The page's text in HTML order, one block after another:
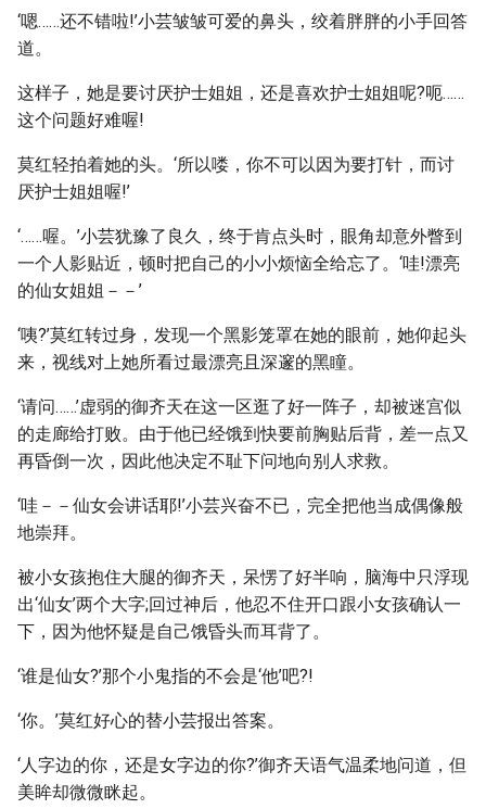
‘嗯……还不错啦!’小芸皱皱可爱的鼻头，绞着胖胖的小手回答
道。
这样子，她是要讨厌护士姐姐，还是喜欢护士姐姐呢?呃……
这个问题好难喔!
莫红轻拍着她的头。‘所以喽，你不可以因为要打针，而讨
厌护士姐姐喔!’
‘……喔。’小芸犹豫了良久，终于肯点头时，眼角却意外瞥到
一个人影贴近，顿时把自己的小小烦恼全给忘了。‘哇!漂亮
的仙女姐姐－－’
‘咦?’莫红转过身，发现一个黑影笼罩在她的眼前，她仰起头
来，视线对上她所看过最漂亮且深邃的黑瞳。
‘请问……’虚弱的御齐天在这一区逛了好一阵子，却被迷宫似
的走廊给打败。由于他已经饿到快要前胸贴后背，差一点又
再昏倒一次，因此他决定不耻下问地向别人求救。
‘哇－－仙女会讲话耶!’小芸兴奋不已，完全把他当成偶像般
地崇拜。
被小女孩抱住大腿的御齐天，呆愣了好半响，脑海中只浮现
出‘仙女’两个大字;回过神后，他忍不住开口跟小女孩确认一
下，因为他怀疑是自己饿昏头而耳背了。
‘谁是仙女?’那个小鬼指的不会是‘他’吧?!
‘你。’莫红好心的替小芸报出答案。
‘人字边的你，还是女字边的你?’御齐天语气温柔地问道，但
美眸却微微眯起。